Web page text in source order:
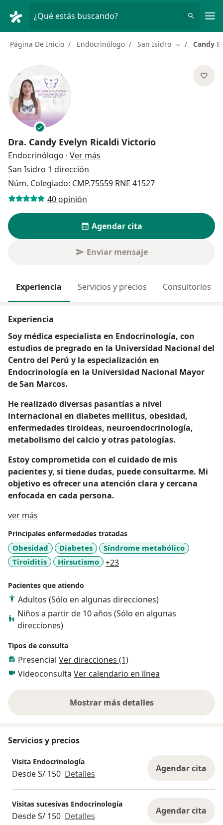
¿Qué estás buscando?
Página De Inicio Endocrinólogo San Isidro Cambiar de
Candy
Dra. Candy Evelyn Ricaldi Victorio
Endocrinólogo · Ver más
San Isidro 1 dirección
Núm. Colegiado: CMP.75559 RNE 41527
40 opinión
Agendar cita
Enviar mensaje
Experiencia Servicios y precios Consultorios
Experiencia
Soy médica especialista en Endocrinología, con
estudios de pregrado en la Universidad Nacional del
Centro del Perú y la especialización en
Endocrinología en la Universidad Nacional Mayor
de San Marcos.
He realizado diversas pasantías a nivel
internacional en diabetes mellitus, obesidad,
enfermedades tiroideas, neuroendocrinología,
metabolismo del calcio y otras patologías.
Estoy comprometida con el cuidado de mis
pacientes y, si tiene dudas, puede consultarme. Mi
objetivo es ofrecer una atención clara y cercana
enfocada en cada persona.
ver más
Principales enfermedades tratadas
Obesidad Diabetes
Síndrome metabólico
Tiroiditis
Hirsutismo +23a11y_sr_more_diseases
Pacientes que atiendo
Adultos (Sólo en algunas direcciones)
Niños a partir de 10 años (Sólo en algunas
direcciones)
Tipos de consulta
Presencial Ver direcciones (1)
Videoconsulta Ver calendario en línea
Mostrar más detalles
sobre la experiencia
Servicios y precios
Visita Endocrinología
Desde S/ 150 Detalles Agendar cita
Visitas sucesivas Endocrinología
Desde S/ 150 Detalles Agendar cita